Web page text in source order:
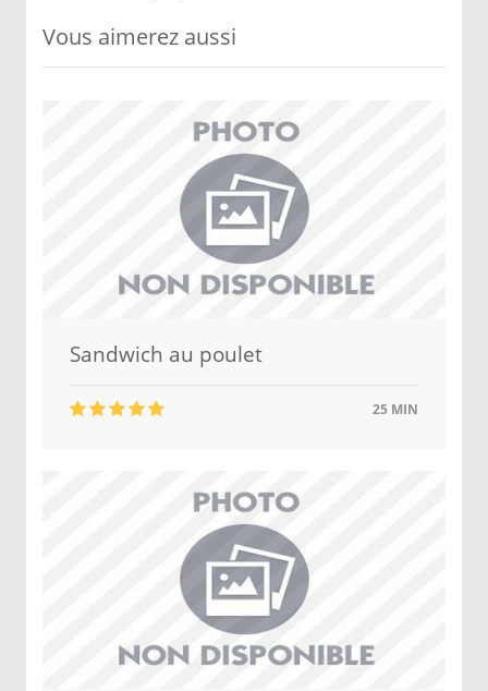
Vous aimerez aussi
Sandwich au poulet
25 MIN